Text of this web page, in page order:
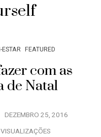
FEATURED
com as
de Natal
DEZEMBRO 25, 2016